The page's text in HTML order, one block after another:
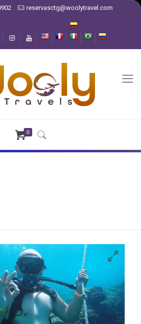
reservasctg@woolytravel.com
0